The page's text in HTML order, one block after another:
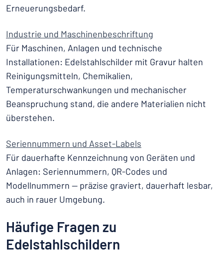
Erneuerungsbedarf.
Industrie und Maschinenbeschriftung
Für Maschinen, Anlagen und technische
Installationen: Edelstahlschilder mit Gravur halten
Reinigungsmitteln, Chemikalien,
Temperaturschwankungen und mechanischer
Beanspruchung stand, die andere Materialien nicht
überstehen.
Seriennummern und Asset-Labels
Für dauerhafte Kennzeichnung von Geräten und
Anlagen: Seriennummern, QR-Codes und
Modellnummern — präzise graviert, dauerhaft lesbar,
auch in rauer Umgebung.
Häufige Fragen zu
Edelstahlschildern